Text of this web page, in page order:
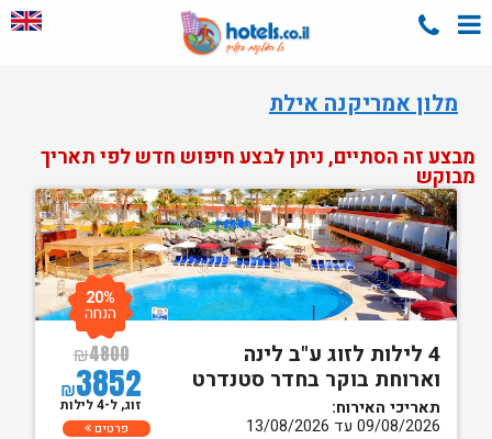
מלון אמריקנה אילת
מבצע זה הסתיים, ניתן לבצע חיפוש חדש לפי תאריך
מבוקש
4 לילות לזוג ע"ב לינה
וארוחת בוקר בחדר סטנדרט
תאריכי האירוח:
09/08/2026 עד 13/08/2026
₪4800
₪3852
20%
הנחה
זוג, ל-4 לילות
פרטים